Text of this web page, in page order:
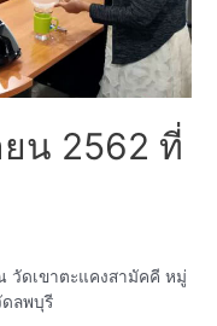
น 2562 ที่
วัดเขาตะแคงสามัคคี หมู่
ลพบุรี